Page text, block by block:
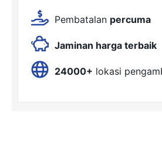
Pembatalan percuma
Jaminan harga terbaik
24000+ lokasi